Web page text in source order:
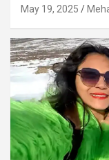
May 19, 2025